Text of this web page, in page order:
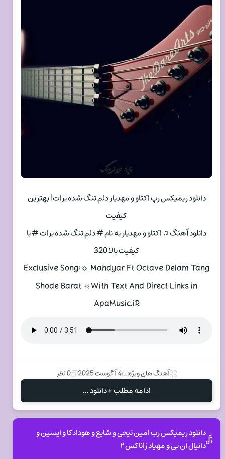
دانلود ریمیکس رپ اکتاو و مهدیار دلم تنگ شده برات | بهترین
کیفیت
دانلود آهنگ ♫ اکتاو و مهدیار به نام # دلم تنگ شده برات # با
کیفیت بالا 320
Exclusive Song:☼ Mahdyar Ft Octave Delam Tang
Shode Barat ☼With Text And Direct Links in
ApaMusic.iR
آهنگ های ویژه 4 آگوست 2025 0 نظر
ادامه مطلب + دانلود ...
دانلود ریمیکس رپ امین تیجی و شایع و هودادکا و ایسین و
دانیال ان بی و مهیاد زاناکس ۲